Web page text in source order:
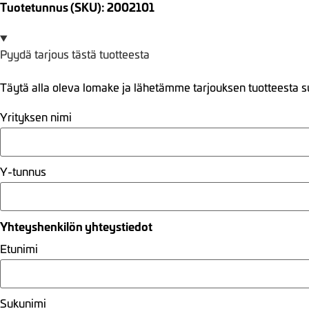
Tuotetunnus (SKU): 2002101
Pyydä tarjous tästä tuotteesta
Täytä alla oleva lomake ja lähetämme tarjouksen tuotteesta
Yrityksen nimi
Y-tunnus
Yhteyshenkilön yhteystiedot
Etunimi
Sukunimi